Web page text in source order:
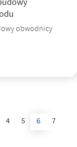
obwodnicy
4 5 6
7